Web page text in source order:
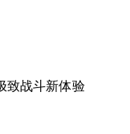
致战斗新体验